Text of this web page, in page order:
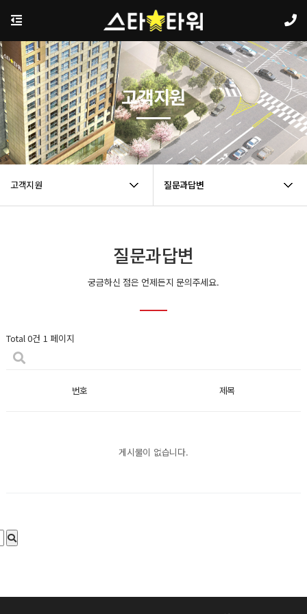
고객지원 질문과답변
고객지원
질문과답변
궁금하신 점은 언제든지 문의주세요.
Total 0건 1 페이지
번호 제목
게시물이 없습니다.